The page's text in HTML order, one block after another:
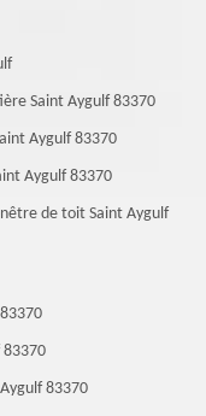
Saint Aygulf 83370
Aygulf 83370
Aygulf 83370
de toit Saint Aygulf
83370